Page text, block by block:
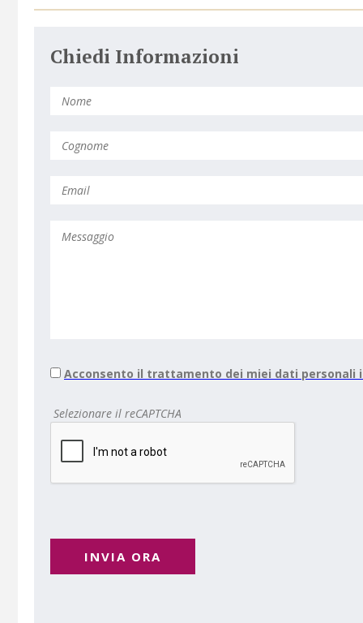
Chiedi Informazioni
Acconsento il trattamento dei miei dati personali
Selezionare il reCAPTCHA
INVIA ORA